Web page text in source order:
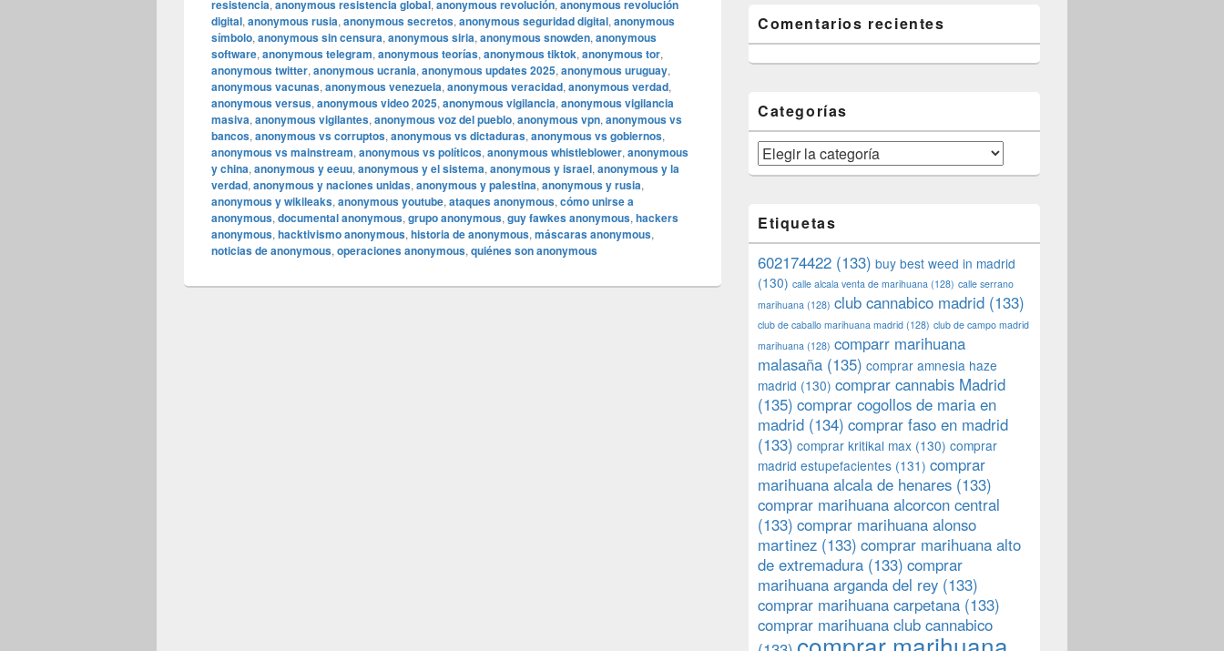
resistencia, anonymous resistencia global, anonymous revolución, anonymous revolución
digital, anonymous rusia, anonymous secretos, anonymous seguridad digital, anonymous
símbolo, anonymous sin censura, anonymous siria, anonymous snowden, anonymous
software, anonymous telegram, anonymous teorías, anonymous tiktok, anonymous tor,
anonymous twitter, anonymous ucrania, anonymous updates 2025, anonymous uruguay,
anonymous vacunas, anonymous venezuela, anonymous veracidad, anonymous verdad,
anonymous versus, anonymous video 2025, anonymous vigilancia, anonymous vigilancia
masiva, anonymous vigilantes, anonymous voz del pueblo, anonymous vpn, anonymous vs
bancos, anonymous vs corruptos, anonymous vs dictaduras, anonymous vs gobiernos,
anonymous vs mainstream, anonymous vs políticos, anonymous whistleblower, anonymous
y china, anonymous y eeuu, anonymous y el sistema, anonymous y israel, anonymous y la
verdad, anonymous y naciones unidas, anonymous y palestina, anonymous y rusia,
anonymous y wikileaks, anonymous youtube, ataques anonymous, cómo unirse a
anonymous, documental anonymous, grupo anonymous, guy fawkes anonymous, hackers
anonymous, hacktivismo anonymous, historia de anonymous, máscaras anonymous,
noticias de anonymous, operaciones anonymous, quiénes son anonymous
Comentarios recientes
Categorías
Categorías
Etiquetas
602174422 (133) buy best weed in madrid
(130) calle alcala venta de marihuana (128) calle serrano
marihuana (128) club cannabico madrid (133)
club de caballo marihuana madrid (128) club de campo madrid
marihuana (128) comparr marihuana
malasaña (135) comprar amnesia haze
madrid (130) comprar cannabis Madrid
(135) comprar cogollos de maria en
madrid (134) comprar faso en madrid
(133) comprar kritikal max (130) comprar
madrid estupefacientes (131) comprar
marihuana alcala de henares (133)
comprar marihuana alcorcon central
(133) comprar marihuana alonso
martinez (133) comprar marihuana alto
de extremadura (133) comprar
marihuana arganda del rey (133)
comprar marihuana carpetana (133)
comprar marihuana club cannabico